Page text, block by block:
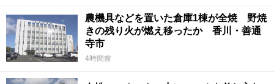
農機具などを置いた倉庫1棟が全焼 野焼
きの残り火が燃え移ったか 香川・善通
寺市
4時間前